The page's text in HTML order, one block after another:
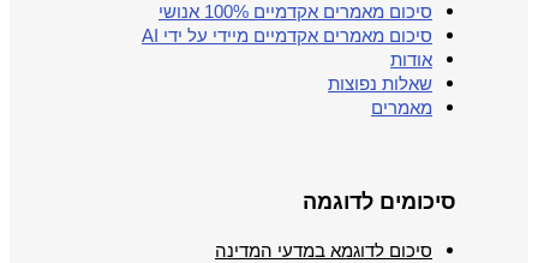
סיכום מאמרים אקדמיים 100% אנושי
סיכום מאמרים אקדמיים מיידי על ידי AI
אודות
שאלות נפוצות
מאמרים
סיכומים לדוגמה
סיכום לדוגמא במדעי המדינה